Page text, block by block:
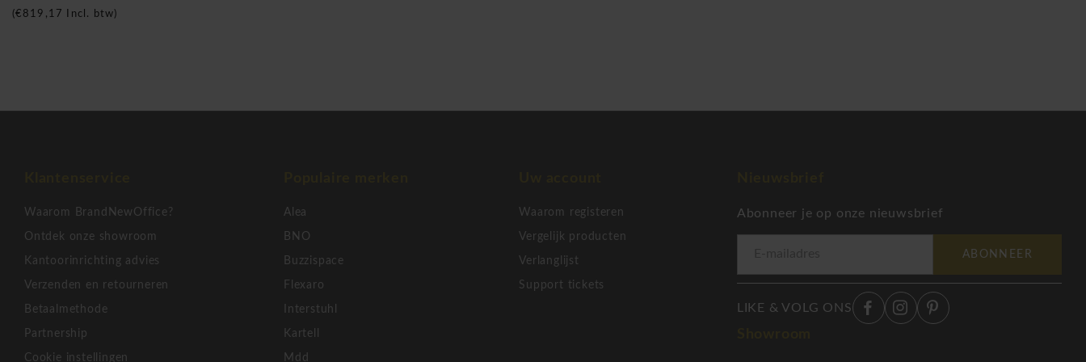
Duurzaamheid & kwaliteit
Warm en krachtig.
Ontworpen voor stijlvolle ruimtes.
Perfecte balans tussen hout en staal
Minimalistisch en tijdloos
(€819,17 Incl. btw)
Waarom BrandNewOffice?
Ontdek onze showroom
Kantoorinrichting advies
Verzenden en retourneren
Betaalmethode
Partnership
Cookie instellingen
Alea
BNO
Buzzispace
Flexaro
Interstuhl
Kartell
Mdd
Waarom registeren
Vergelijk producten
Verlanglijst
Support tickets
Abonneer je op onze nieuwsbrief
ABONNEER
LIKE & VOLG ONS